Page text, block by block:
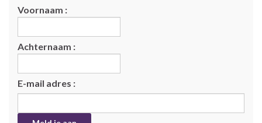
Voornaam :
Achternaam :
E-mail adres :